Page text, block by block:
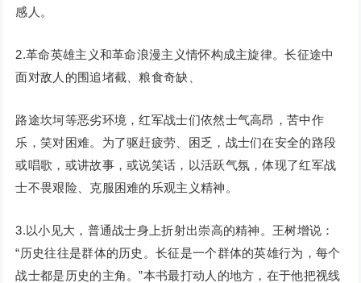
感人。
2.革命英雄主义和革命浪漫主义情怀构成主旋律。长征途中
面对敌人的围追堵截、粮食奇缺、
路途坎坷等恶劣环境，红军战士们依然士气高昂，苦中作
乐，笑对困难。为了驱赶疲劳、困乏，战士们在安全的路段
或唱歌，或讲故事，或说笑话，以活跃气氛，体现了红军战
士不畏艰险、克服困难的乐观主义精神。
3.以小见大，普通战士身上折射出崇高的精神。王树增说：
“历史往往是群体的历史。长征是一个群体的英雄行为，每个
战士都是历史的主角。”本书最打动人的地方，在于他把视线